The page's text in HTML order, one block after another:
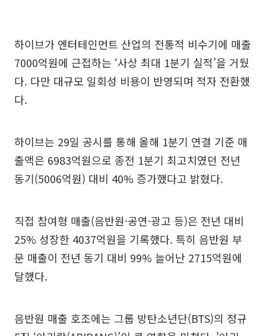
하이브가 엔터테인먼트 산업의 전통적 비수기에 매출
7000억원에 근접하는 ‘사상 최대 1분기 실적’을 거뒀
다. 다만 대규모 일회성 비용이 반영되며 적자 전환했
다.
하이브는 29일 공시를 통해 올해 1분기 연결 기준 매
출액은 6983억원으로 종전 1분기 최고치였던 전년
동기(5006억원) 대비 40% 증가했다고 밝혔다.
직접 참여형 매출(음반원·공연·광고 등)은 전년 대비
25% 성장한 4037억원을 기록했다. 특히 음반원 부
문 매출이 전년 동기 대비 99% 늘어난 2715억원에
달했다.
음반원 매출 호조에는 그룹 방탄소년단(BTS)의 정규